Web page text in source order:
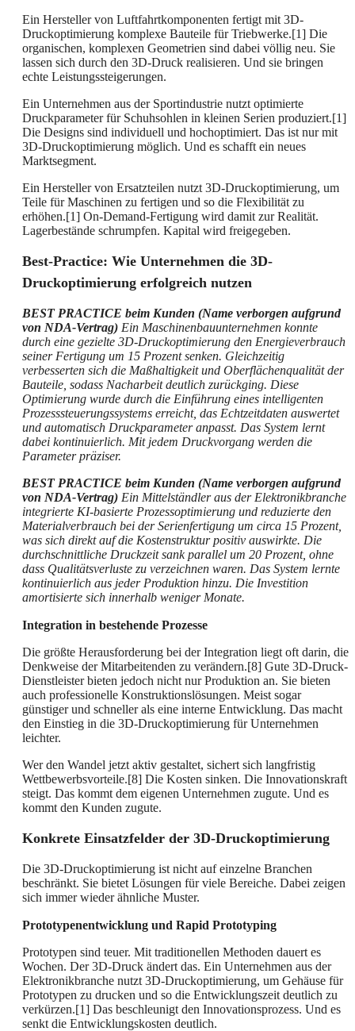
Ein Hersteller von Luftfahrtkomponenten fertigt mit 3D-
Druckoptimierung komplexe Bauteile für Triebwerke.[1] Die
organischen, komplexen Geometrien sind dabei völlig neu. Sie
lassen sich durch den 3D-Druck realisieren. Und sie bringen
echte Leistungssteigerungen.
Ein Unternehmen aus der Sportindustrie nutzt optimierte
Druckparameter für Schuhsohlen in kleinen Serien produziert.[1]
Die Designs sind individuell und hochoptimiert. Das ist nur mit
3D-Druckoptimierung möglich. Und es schafft ein neues
Marktsegment.
Ein Hersteller von Ersatzteilen nutzt 3D-Druckoptimierung, um
Teile für Maschinen zu fertigen und so die Flexibilität zu
erhöhen.[1] On-Demand-Fertigung wird damit zur Realität.
Lagerbestände schrumpfen. Kapital wird freigegeben.
Best-Practice: Wie Unternehmen die 3D-
Druckoptimierung erfolgreich nutzen
BEST PRACTICE beim Kunden (Name verborgen aufgrund
von NDA-Vertrag) Ein Maschinenbauunternehmen konnte
durch eine gezielte 3D-Druckoptimierung den Energieverbrauch
seiner Fertigung um 15 Prozent senken. Gleichzeitig
verbesserten sich die Maßhaltigkeit und Oberflächenqualität der
Bauteile, sodass Nacharbeit deutlich zurückging. Diese
Optimierung wurde durch die Einführung eines intelligenten
Prozesssteuerungssystems erreicht, das Echtzeitdaten auswertet
und automatisch Druckparameter anpasst. Das System lernt
dabei kontinuierlich. Mit jedem Druckvorgang werden die
Parameter präziser.
BEST PRACTICE beim Kunden (Name verborgen aufgrund
von NDA-Vertrag) Ein Mittelständler aus der Elektronikbranche
integrierte KI-basierte Prozessoptimierung und reduzierte den
Materialverbrauch bei der Serienfertigung um circa 15 Prozent,
was sich direkt auf die Kostenstruktur positiv auswirkte. Die
durchschnittliche Druckzeit sank parallel um 20 Prozent, ohne
dass Qualitätsverluste zu verzeichnen waren. Das System lernte
kontinuierlich aus jeder Produktion hinzu. Die Investition
amortisierte sich innerhalb weniger Monate.
Integration in bestehende Prozesse
Die größte Herausforderung bei der Integration liegt oft darin, die
Denkweise der Mitarbeitenden zu verändern.[8] Gute 3D-Druck-
Dienstleister bieten jedoch nicht nur Produktion an. Sie bieten
auch professionelle Konstruktionslösungen. Meist sogar
günstiger und schneller als eine interne Entwicklung. Das macht
den Einstieg in die 3D-Druckoptimierung für Unternehmen
leichter.
Wer den Wandel jetzt aktiv gestaltet, sichert sich langfristig
Wettbewerbsvorteile.[8] Die Kosten sinken. Die Innovationskraft
steigt. Das kommt dem eigenen Unternehmen zugute. Und es
kommt den Kunden zugute.
Konkrete Einsatzfelder der 3D-Druckoptimierung
Die 3D-Druckoptimierung ist nicht auf einzelne Branchen
beschränkt. Sie bietet Lösungen für viele Bereiche. Dabei zeigen
sich immer wieder ähnliche Muster.
Prototypenentwicklung und Rapid Prototyping
Prototypen sind teuer. Mit traditionellen Methoden dauert es
Wochen. Der 3D-Druck ändert das. Ein Unternehmen aus der
Elektronikbranche nutzt 3D-Druckoptimierung, um Gehäuse für
Prototypen zu drucken und so die Entwicklungszeit deutlich zu
verkürzen.[1] Das beschleunigt den Innovationsprozess. Und es
senkt die Entwicklungskosten deutlich.